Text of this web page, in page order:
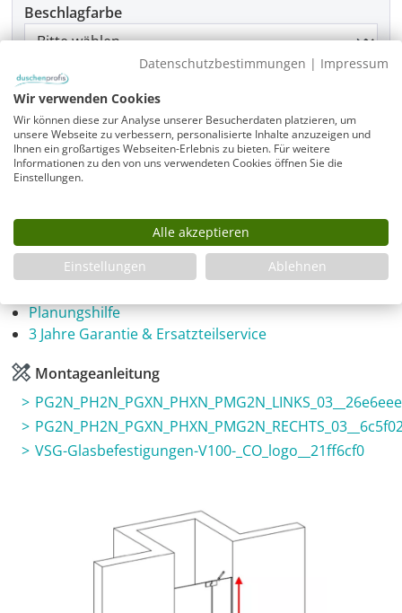
Beschlagfarbe
Montage
Produkt Anzahl: Gib den gewünschten
Infos
Planungshilfe
3 Jahre Garantie & Ersatzteilservice
Montageanleitung
VSG-Glasbefestigungen-V100-_CO_logo__21ff6cf0
Datenschutzbestimmungen | Impressum
Wir verwenden Cookies
Wir können diese zur Analyse unserer Besucherdaten platzieren, um
unsere Webseite zu verbessern, personalisierte Inhalte anzuzeigen und
Ihnen ein großartiges Webseiten-Erlebnis zu bieten. Für weitere
Informationen zu den von uns verwendeten Cookies öffnen Sie die
Einstellungen.
Alle akzeptieren
Einstellungen
Ablehnen